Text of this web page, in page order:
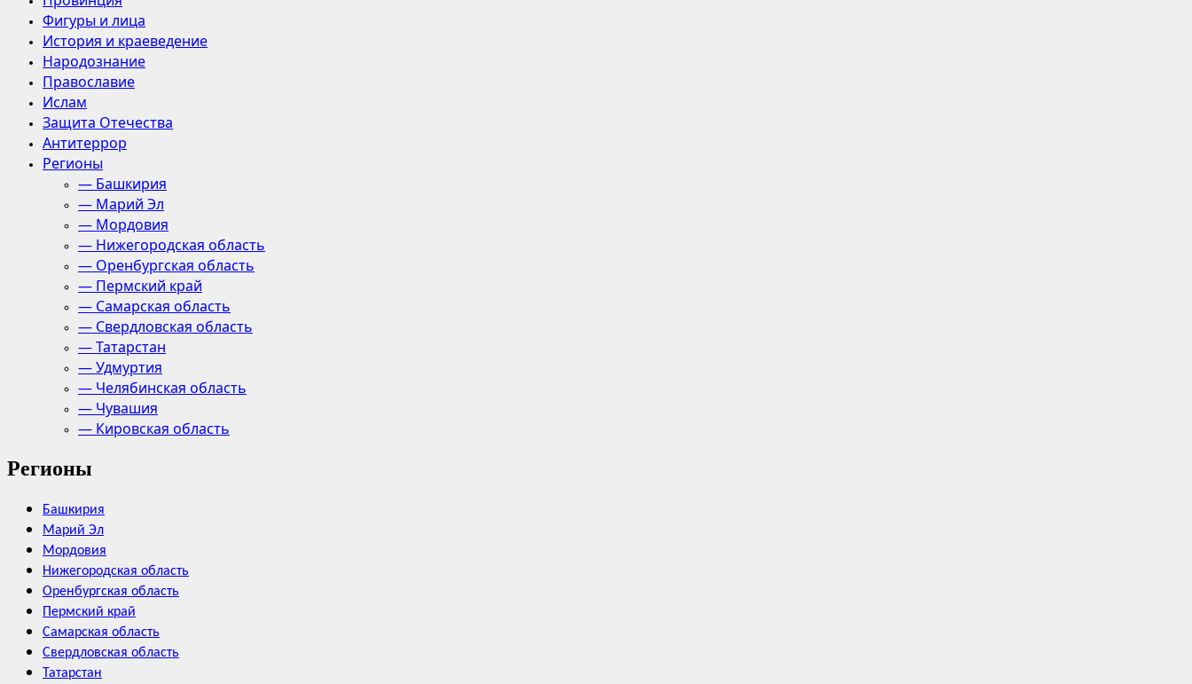
Фигуры и лица
История и краеведение
Народознание
Православие
Ислам
Защита Отечества
Антитеррор
Регионы
— Башкирия
— Марий Эл
— Мордовия
— Нижегородская область
— Оренбургская область
— Пермский край
— Самарская область
— Свердловская область
— Татарстан
— Удмуртия
— Челябинская область
— Чувашия
— Кировская область
Регионы
Башкирия
Марий Эл
Мордовия
Нижегородская область
Оренбургская область
Пермский край
Самарская область
Свердловская область
Татарстан